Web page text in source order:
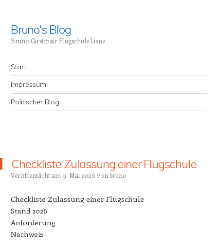
Bruno's Blog
Bruno Girstmair Flugschule Lienz
Menü
Zum Inhalt springen
Start
Impressum
Politischer Blog
Checkliste Zulassung einer Flugschule
Veröffentlicht am 9. Mai 2026 von bruno
Checkliste Zulassung einer Flugschule
Stand 2026
Anforderung
Nachweis